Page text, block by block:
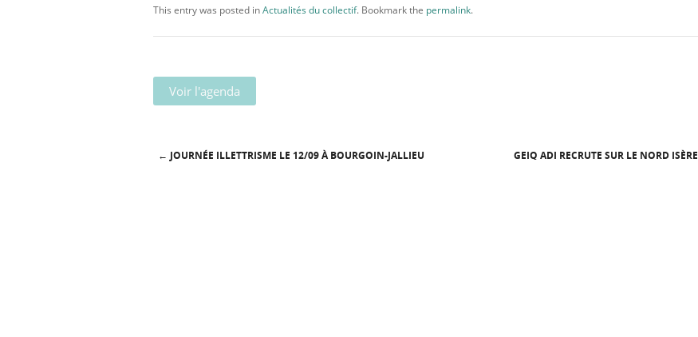
This entry was posted inActualités du collectif. Bookmark the permalink.
Voir l'agenda
← JOURNÉE ILLETTRISME LE 12/09 À BOURGOIN-JALLIEU GEIQ ADI RECRUTE SUR LE NORD ISÈRE